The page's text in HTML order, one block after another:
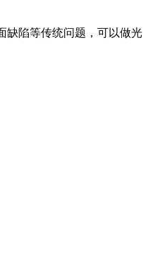
缺陷等传统问题，可以做光